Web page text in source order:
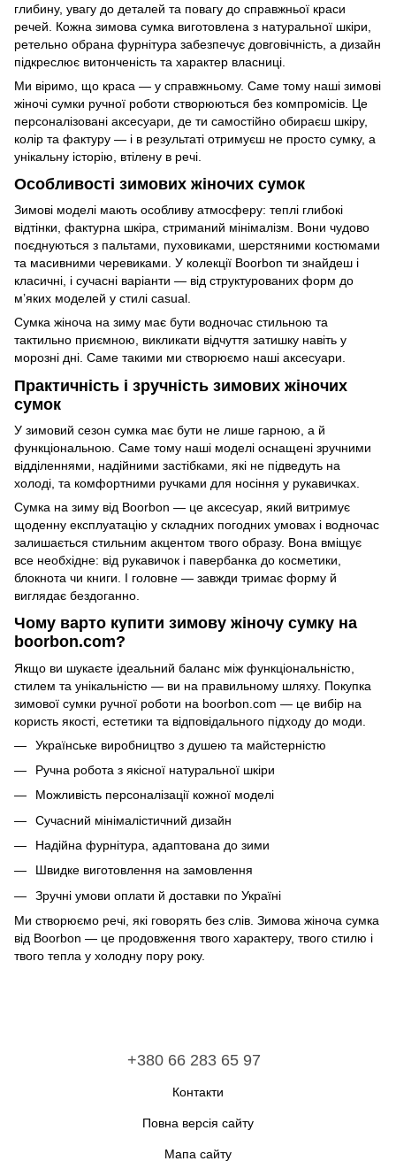
глибину, увагу до деталей та повагу до справжньої краси
речей. Кожна зимова сумка виготовлена з натуральної шкіри,
ретельно обрана фурнітура забезпечує довговічність, а дизайн
підкреслює витонченість та характер власниці.
Ми віримо, що краса — у справжньому. Саме тому наші зимові
жіночі сумки ручної роботи створюються без компромісів. Це
персоналізовані аксесуари, де ти самостійно обираєш шкіру,
колір та фактуру — і в результаті отримуєш не просто сумку, а
унікальну історію, втілену в речі.
Особливості зимових жіночих сумок
Зимові моделі мають особливу атмосферу: теплі глибокі
відтінки, фактурна шкіра, стриманий мінімалізм. Вони чудово
поєднуються з пальтами, пуховиками, шерстяними костюмами
та масивними черевиками. У колекції Boorbon ти знайдеш і
класичні, і сучасні варіанти — від структурованих форм до
м’яких моделей у стилі casual.
Сумка жіноча на зиму має бути водночас стильною та
тактильно приємною, викликати відчуття затишку навіть у
морозні дні. Саме такими ми створюємо наші аксесуари.
Практичність і зручність зимових жіночих
сумок
У зимовий сезон сумка має бути не лише гарною, а й
функціональною. Саме тому наші моделі оснащені зручними
відділеннями, надійними застібками, які не підведуть на
холоді, та комфортними ручками для носіння у рукавичках.
Сумка на зиму від Boorbon — це аксесуар, який витримує
щоденну експлуатацію у складних погодних умовах і водночас
залишається стильним акцентом твого образу. Вона вміщує
все необхідне: від рукавичок і павербанка до косметики,
блокнота чи книги. І головне — завжди тримає форму й
виглядає бездоганно.
Чому варто купити зимову жіночу сумку на
boorbon.com?
Якщо ви шукаєте ідеальний баланс між функціональністю,
стилем та унікальністю — ви на правильному шляху. Покупка
зимової сумки ручної роботи на boorbon.com — це вибір на
користь якості, естетики та відповідального підходу до моди.
Українське виробництво з душею та майстерністю
Ручна робота з якісної натуральної шкіри
Можливість персоналізації кожної моделі
Сучасний мінімалістичний дизайн
Надійна фурнітура, адаптована до зими
Швидке виготовлення на замовлення
Зручні умови оплати й доставки по Україні
Ми створюємо речі, які говорять без слів. Зимова жіноча сумка
від Boorbon — це продовження твого характеру, твого стилю і
твого тепла у холодну пору року.
+380 66 283 65 97
Контакти
Повна версія сайту
Мапа сайту